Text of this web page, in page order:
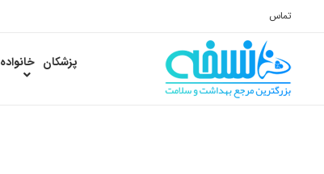
تماس
پزشکان خانواده